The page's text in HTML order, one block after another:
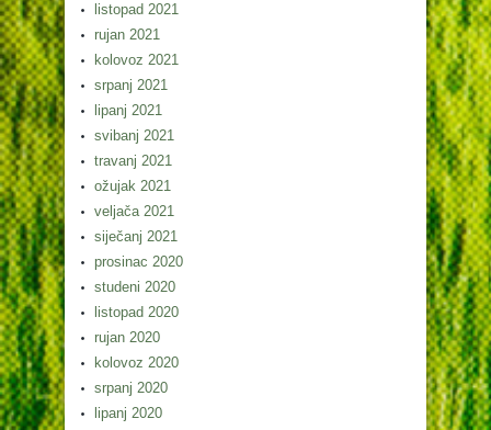
listopad 2021
rujan 2021
kolovoz 2021
srpanj 2021
lipanj 2021
svibanj 2021
travanj 2021
ožujak 2021
veljača 2021
siječanj 2021
prosinac 2020
studeni 2020
listopad 2020
rujan 2020
kolovoz 2020
srpanj 2020
lipanj 2020